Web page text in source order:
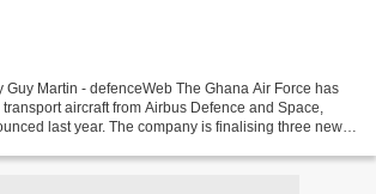
Guy Martin - defenceWeb The Ghana Air Force has
aircraft from Airbus Defence and Space,
last year. The company is finalising three new